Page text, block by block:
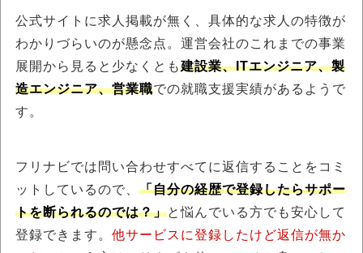
公式サイトに求人掲載が無く、具体的な求人の特徴が
わかりづらいのが懸念点。運営会社のこれまでの事業
展開から見ると少なくとも建設業、ITエンジニア、製
造エンジニア、営業職での就職支援実績があるようで
す。
フリナビでは問い合わせすべてに返信することをコミ
ットしているので、 「自分の経歴で登録したらサポー
トを断られるのでは？」と悩んでいる方でも安心して
登録できます。 他サービスに登録したけど返信が無か